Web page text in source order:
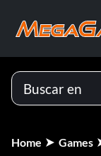
Home Games